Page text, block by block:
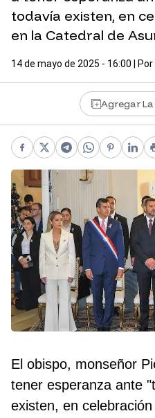
todavía existen, en
en la Catedral de
14 de mayo de 2025 - 16:00 | Por
Agregar
Facebook
X Telegram
WhatsApp
El obispo, monseñor
tener esperanza ante
existen, en